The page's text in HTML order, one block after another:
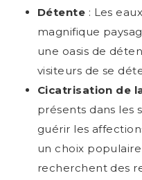
Détente : Les
magnifique
une oasis de
visiteurs de se
Cicatrisation de
présents dans les
guérir les
un choix
recherchent des